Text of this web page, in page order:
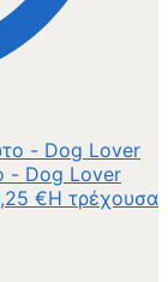
- Dog Lover
€Η τρέχουσα